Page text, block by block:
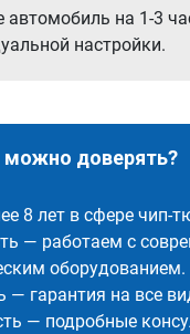
автомобиль на 1-3
настройки.
доверять?
8 лет в сфере чип-
— работаем с
оборудованием.
— гарантия на все
— подробные